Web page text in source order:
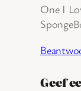
One I
Geef